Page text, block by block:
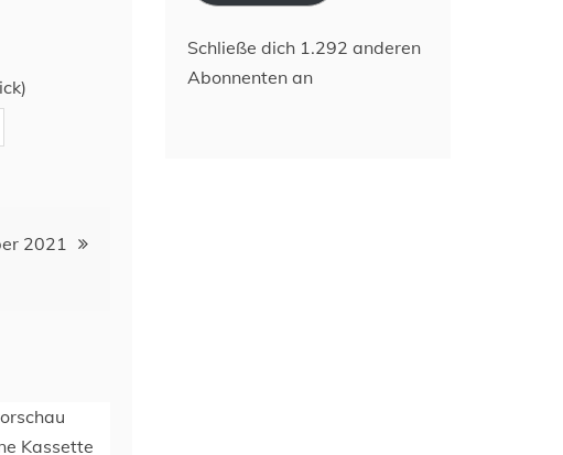
2021
Schließe dich 1.292 anderen
Abonnenten an